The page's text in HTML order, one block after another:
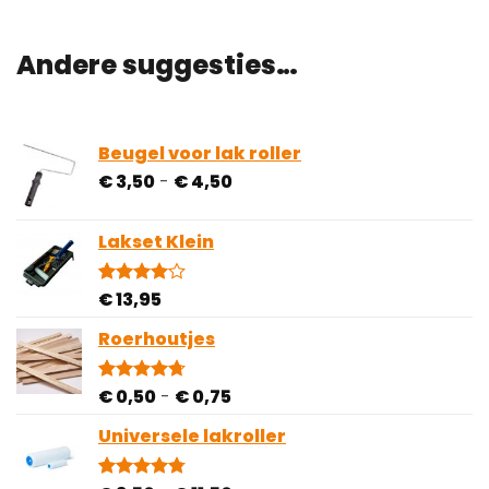
Andere suggesties…
Beugel voor lak roller
€3,50 - €4,50Prijsklasse:
Lakset Klein
Gewaardeerd
5
gebaseerd
op
1
€13,95
Roerhoutjes
Gewaardeerd
gebaseerd
op
3
klantbeoordelingen
€0,50 - €0,75Prijsklasse:
tot
Universele lakroller